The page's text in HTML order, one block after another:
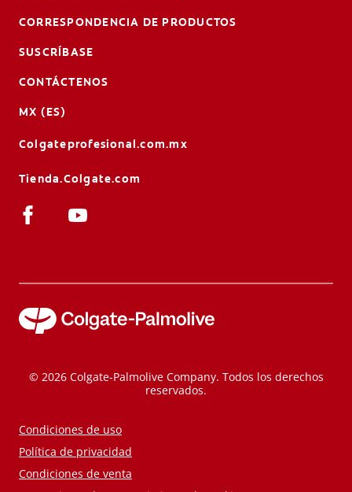
CORRESPONDENCIA DE PRODUCTOS
SUSCRÍBASE
CONTÁCTENOS
MX (ES)
Colgateprofesional.com.mx
Tienda.Colgate.com
© 2026 Colgate-Palmolive Company. Todos los derechos
reservados.
Condiciones de uso
Política de privacidad
Condiciones de venta